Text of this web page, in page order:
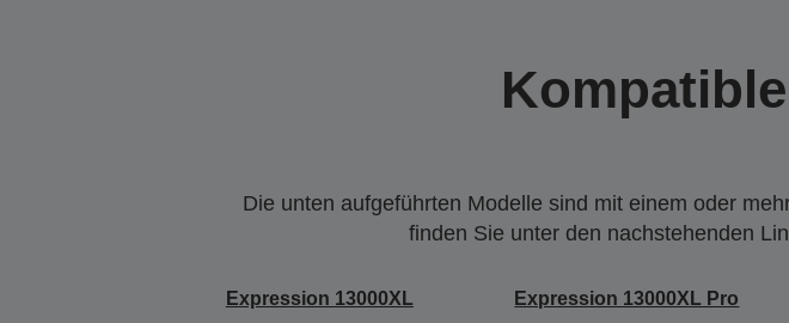
Die unten aufgeführten Modelle sind mit einem oder
finden Sie unter den nachstehenden
Expression 13000XL Expression 13000XL Pro